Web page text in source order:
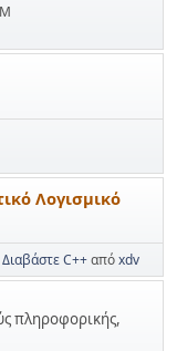
Λογισμικό
Διαβάστε C++απόxdv
πληροφορικής,